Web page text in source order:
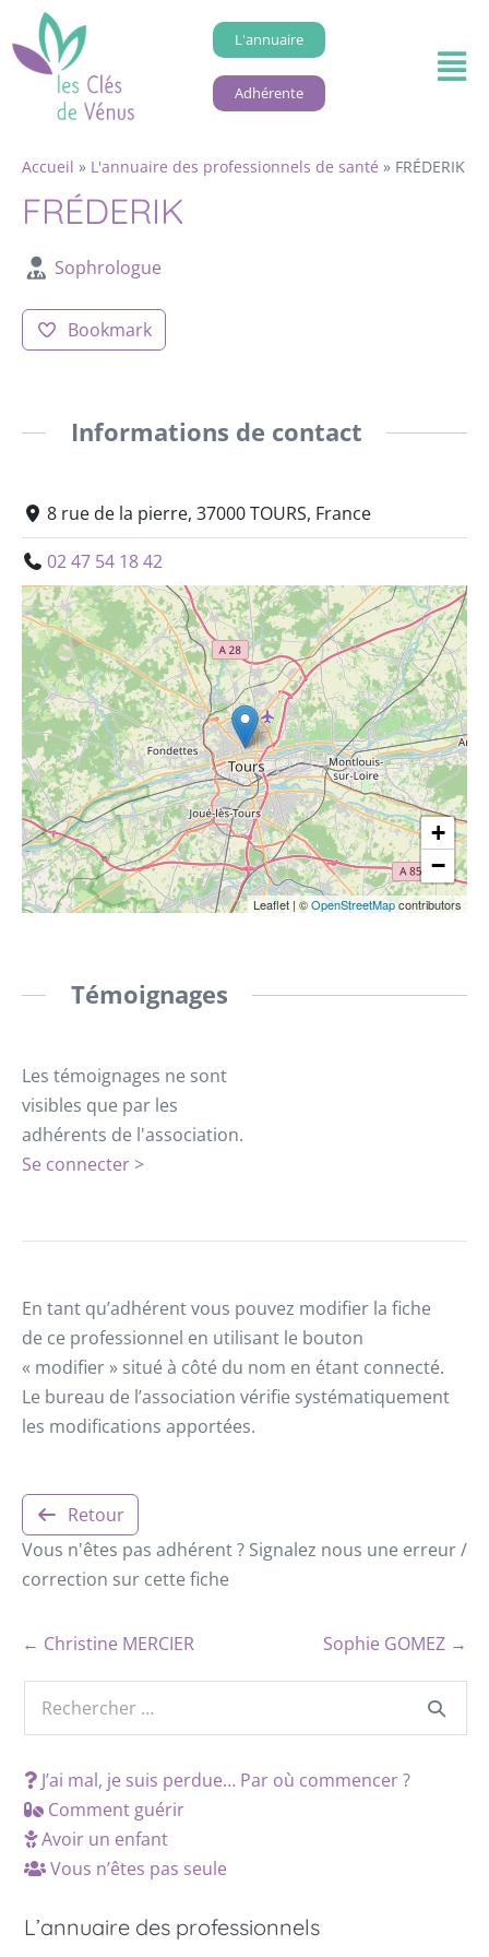
L'annuaire
Adhérente
Accueil » L'annuaire des professionnels de santé » FRÉDERIK
FRÉDERIK
Sophrologue
Bookmark
Informations de contact
8 rue de la pierre, 37000 TOURS, France
02 47 54 18 42
+
−
Leaflet | ©OpenStreetMapcontributors
Témoignages
Les témoignages ne sont
visibles que par les
adhérents de l'association.
Se connecter >
En tant qu’adhérent vous pouvez modifier la fiche
de ce professionnel en utilisant le bouton
« modifier » situé à côté du nom en étant connecté.
Le bureau de l’association vérifie systématiquement
les modifications apportées.
Retour
Vous n'êtes pas adhérent ? Signalez nous une erreur /
correction sur cette fiche
← Christine MERCIER Sophie GOMEZ →
J’ai mal, je suis perdue… Par où commencer ?
Comment guérir
Avoir un enfant
Vous n’êtes pas seule
L’annuaire des professionnels